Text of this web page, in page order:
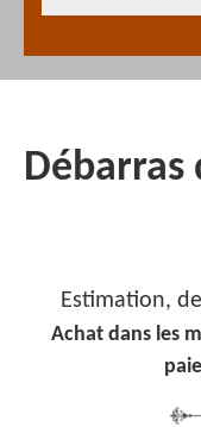
Débarras
Estimation,
Achat dans les